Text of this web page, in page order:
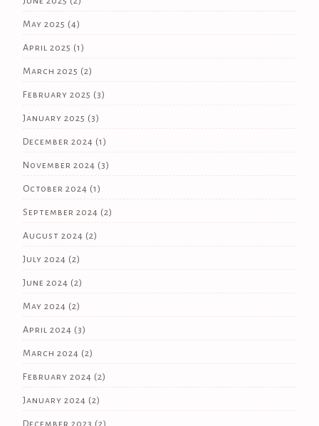
May 2025 (4)
April 2025 (1)
March 2025 (2)
February 2025 (3)
January 2025 (3)
December 2024 (1)
November 2024 (3)
October 2024 (1)
September 2024 (2)
August 2024 (2)
July 2024 (2)
June 2024 (2)
May 2024 (2)
April 2024 (3)
March 2024 (2)
February 2024 (2)
January 2024 (2)